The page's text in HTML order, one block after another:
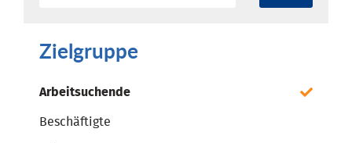
Zielgruppe
Arbeitsuchende
Beschäftigte